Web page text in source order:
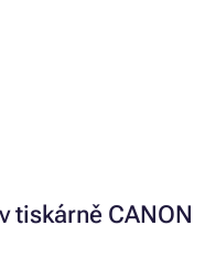
tiskárně CANON